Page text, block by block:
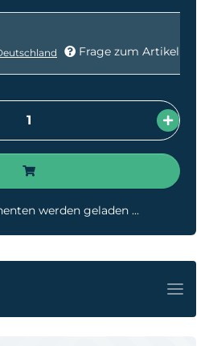
Frage zum Artikel
werden geladen ...